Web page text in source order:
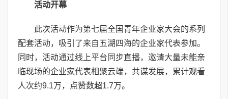
活动开幕
此次活动作为第七届全国青年企业家大会的系列
配套活动，吸引了来自五湖四海的企业家代表参加。
同时，活动通过线上平台同步直播，邀请大量未能亲
临现场的企业家代表相聚云端，共谋发展，累计观看
人次约9.1万，点赞数超1.7万。